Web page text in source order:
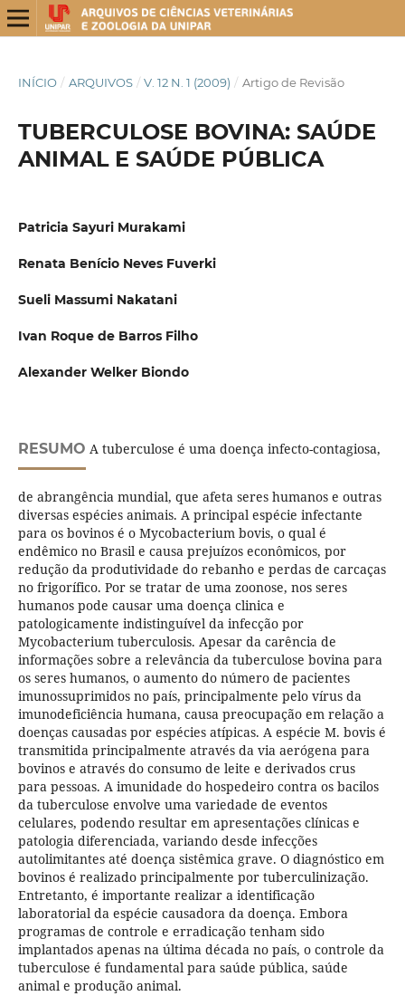
INÍCIO / ARQUIVOS / V. 12 N. 1 (2009) / Artigo de Revisão
TUBERCULOSE BOVINA: SAÚDE
ANIMAL E SAÚDE PÚBLICA
Patricia Sayuri Murakami
Renata Benício Neves Fuverki
Sueli Massumi Nakatani
Ivan Roque de Barros Filho
Alexander Welker Biondo
RESUMO A tuberculose é uma doença infecto-contagiosa,
de abrangência mundial, que afeta seres humanos e outras
diversas espécies animais. A principal espécie infectante
para os bovinos é o Mycobacterium bovis, o qual é
endêmico no Brasil e causa prejuízos econômicos, por
redução da produtividade do rebanho e perdas de carcaças
no frigorífico. Por se tratar de uma zoonose, nos seres
humanos pode causar uma doença clinica e
patologicamente indistinguível da infecção por
Mycobacterium tuberculosis. Apesar da carência de
informações sobre a relevância da tuberculose bovina para
os seres humanos, o aumento do número de pacientes
imunossuprimidos no país, principalmente pelo vírus da
imunodeficiência humana, causa preocupação em relação a
doenças causadas por espécies atípicas. A espécie M. bovis é
transmitida principalmente através da via aerógena para
bovinos e através do consumo de leite e derivados crus
para pessoas. A imunidade do hospedeiro contra os bacilos
da tuberculose envolve uma variedade de eventos
celulares, podendo resultar em apresentações clínicas e
patologia diferenciada, variando desde infecções
autolimitantes até doença sistêmica grave. O diagnóstico em
bovinos é realizado principalmente por tuberculinização.
Entretanto, é importante realizar a identificação
laboratorial da espécie causadora da doença. Embora
programas de controle e erradicação tenham sido
implantados apenas na última década no país, o controle da
tuberculose é fundamental para saúde pública, saúde
animal e produção animal.